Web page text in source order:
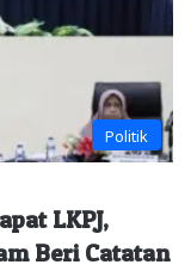
Politik
LKPJ,
Beri Catatan